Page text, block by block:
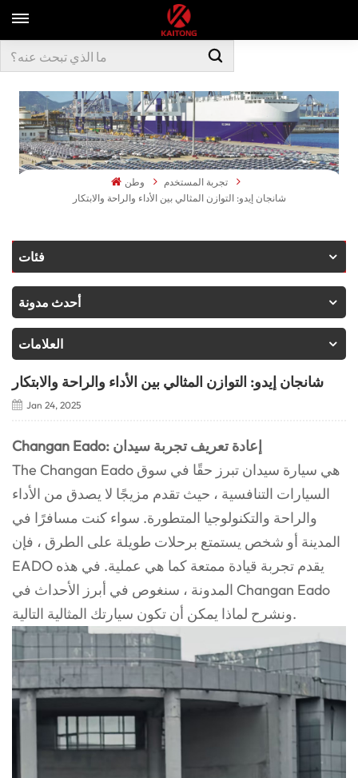
وطن
تجربة المستخدم
شانجان إيدو: التوازن المثالي بين الأداء والراحة والابتكار
فئات
أحدث مدونة
العلامات
شانجان إيدو: التوازن المثالي بين الأداء والراحة والابتكار
Jan 24, 2025
Changan Eado: إعادة تعريف تجربة سيدان
The Changan Eado هي سيارة سيدان تبرز حقًا في سوق
السيارات التنافسية ، حيث تقدم مزيجًا لا يصدق من الأداء
والراحة والتكنولوجيا المتطورة. سواء كنت مسافرًا في
المدينة أو شخص يستمتع برحلات طويلة على الطرق ، فإن
EADO يقدم تجربة قيادة ممتعة كما هي عملية. في هذه
المدونة ، سنغوص في أبرز الأحداث في Changan Eado
ونشرح لماذا يمكن أن تكون سيارتك المثالية التالية.